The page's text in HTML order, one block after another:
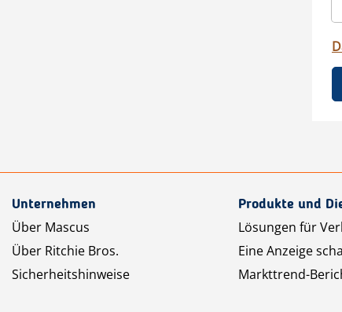
Unternehmen
Über Mascus
Über Ritchie Bros.
Sicherheitshinweise
Produkte und
Lösungen für
Eine Anzeige
Markttrend-